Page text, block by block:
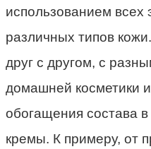
использованием всех
различных типов
друг с другом, с
домашней косметики
обогащения состава
кремы. К примеру, от